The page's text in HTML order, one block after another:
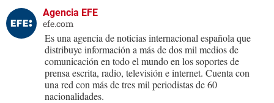
Agencia EFE
efe.com
Es una agencia de noticias internacional española que
distribuye información a más de dos mil medios de
comunicación en todo el mundo en los soportes de
prensa escrita, radio, televisión e internet. Cuenta con
una red con más de tres mil periodistas de 60
nacionalidades.